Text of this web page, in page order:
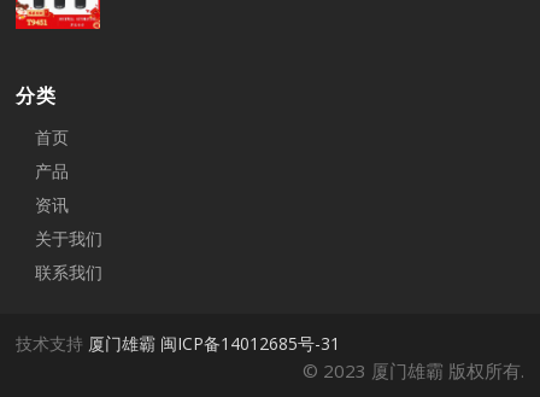
分类
首页
产品
资讯
关于我们
联系我们
技术支持 厦门雄霸 闽ICP备14012685号-31
© 2023 厦门雄霸 版权所有.